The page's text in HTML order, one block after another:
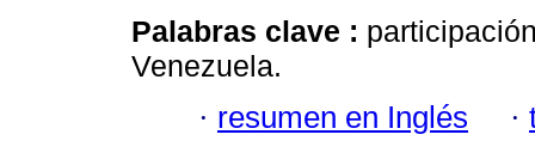
Palabras clave :
Venezuela.
· resumen en Inglés ·